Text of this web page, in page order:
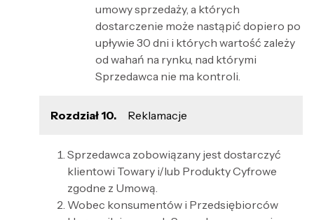
umowy sprzedaży, a których
dostarczenie może nastąpić dopiero po
upływie 30 dni i których wartość zależy
od wahań na rynku, nad którymi
Sprzedawca nie ma kontroli.
Rozdział 10. Reklamacje
Sprzedawca zobowiązany jest dostarczyć
klientowi Towary i/lub Produkty Cyfrowe
zgodne z Umową.
Wobec konsumentów i Przedsiębiorców